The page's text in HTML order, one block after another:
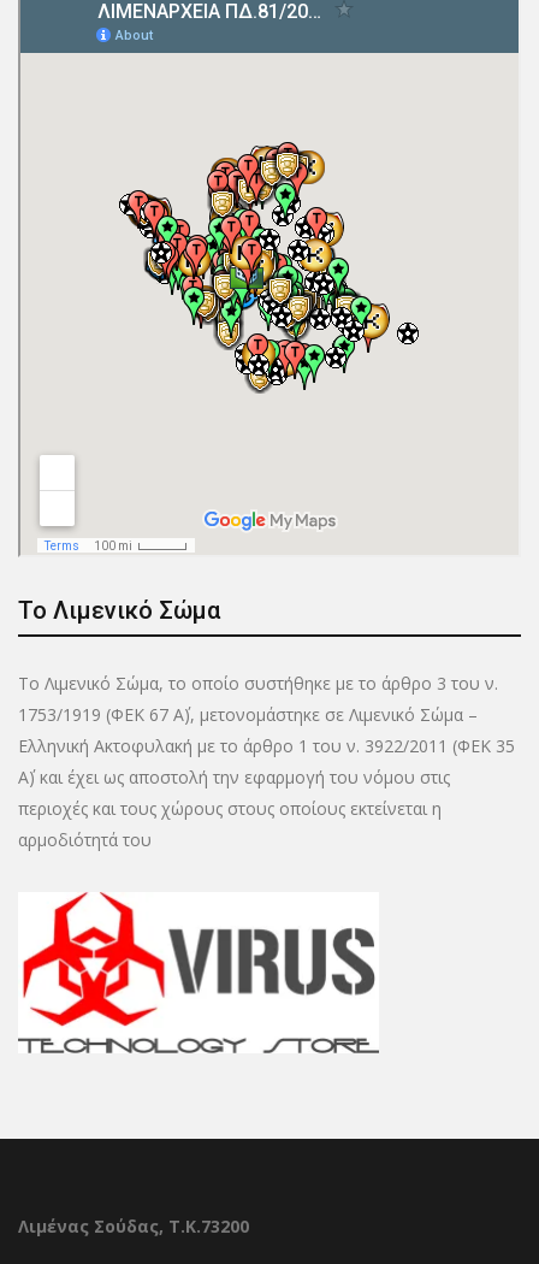
Το Λιμενικό Σώμα
Το Λιμενικό Σώμα, το οποίο συστήθηκε με το άρθρο 3 του ν.
1753/1919 (ΦΕΚ 67 Α΄), μετονομάστηκε σε Λιμενικό Σώμα –
Ελληνική Ακτοφυλακή με το άρθρο 1 του ν. 3922/2011 (ΦΕΚ 35
Α΄) και έχει ως αποστολή την εφαρμογή του νόμου στις
περιοχές και τους χώρους στους οποίους εκτείνεται η
αρμοδιότητά του
Λιμένας Σούδας, Τ.Κ.73200